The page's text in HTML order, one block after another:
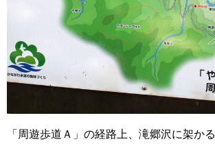
「周遊歩道Ａ」の経路上、滝郷沢に架か